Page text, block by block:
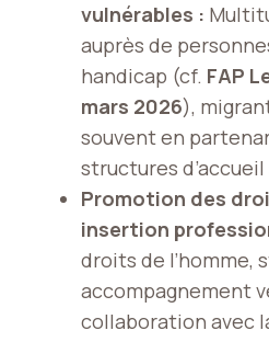
vulnérables :
auprès de
handicap (cf. FAP
mars 2026),
souvent en
structures
Promotion des
insertion
droits de l’homme,
accompagnement
collaboration avec